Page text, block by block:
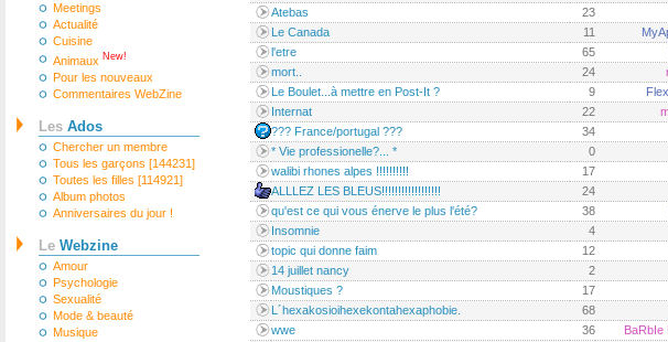
Meetings
Actualité
Cuisine
Animaux New!
Pour les nouveaux
Commentaires WebZine
Les Ados
Chercher un membre
Tous les garçons [144231]
Toutes les filles [114921]
Album photos
Anniversaires du jour !
Le Webzine
Amour
Psychologie
Sexualité
Mode & beauté
Musique
Atebas
23
Le Canada
11
l'etre
65
mort..
24
Le Boulet...à mettre en Post-It ?
9
Internat
22
??? France/portugal ???
34
* Vie professionelle?... *
0
walibi rhones alpes !!!!!!!!!!
17
ALLLEZ LES BLEUS!!!!!!!!!!!!!!!!!!
24
qu'est ce qui vous énerve le plus l'été?
38
Insomnie
4
topic qui donne faim
12
14 juillet nancy
2
Moustiques ?
17
L´hexakosioihexekontahexaphobie.
68
wwe
36 BaRbIe